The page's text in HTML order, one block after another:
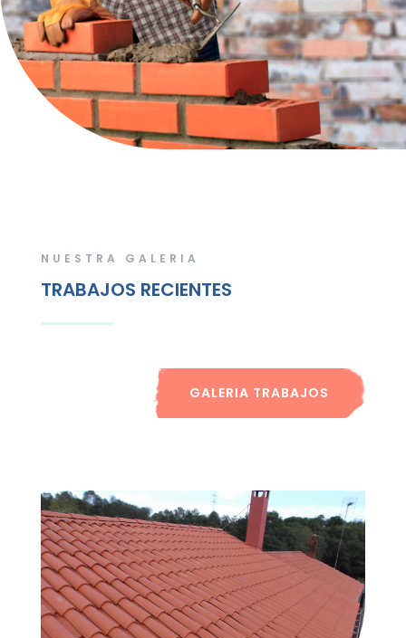
NUESTRA GALERIA
TRABAJOS RECIENTES
GALERIA TRABAJOS